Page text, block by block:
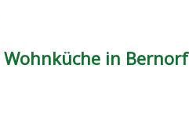
in Bernorf